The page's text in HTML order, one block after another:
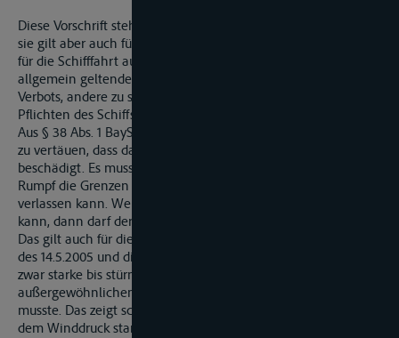
Diese Vorschrift steht zwar unter der Überschrift „Fahrregeln",
sie gilt aber auch für das Festmachen der Schiffe. Denn sie ist
für die Schifffahrt auf bayerischen Gewässern der Ausdruck des
allgemein geltenden Gebots der Rücksichtnahme und des
Verbots, andere zu schädigen. Sie ist eine Konkretisierung der
Pflichten des Schiffsführers im Rahmen des §823 Abs.1 BGB.
Aus § 38 Abs. 1 BaySchO leitet sich die Pflicht ab, ein Schiff so
zu vertäuen, dass das festgemachte Schiff kein anderes
beschädigt. Es muss so festgemacht sein, dass es mit dem
Rumpf die Grenzen des ihm zugewiesenen Liegeplatzes nicht
verlassen kann. Wenn dieser Zustand nicht erreicht werden
kann, dann darf der Liegeplatz nicht verwendet werden.
Das gilt auch für die Wetterverhältnisse für den Nachmittag
des 14.5.2005 und die Nacht vom 14./15.5.2005. Es herrschten
zwar starke bis stürmische Windverhältnisse, aber keine so
außergewöhnlichen, dass man nicht mit ihnen rechnen
musste. Das zeigt schon die Tatsache, dass die Festmacher
dem Winddruck standhielten und nicht brachen.